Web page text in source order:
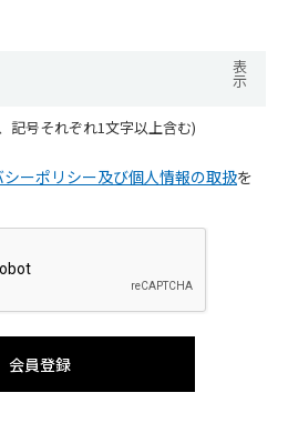
表
示
記号それぞれ1文字以上含む)
シーポリシー及び個人情報の取扱を